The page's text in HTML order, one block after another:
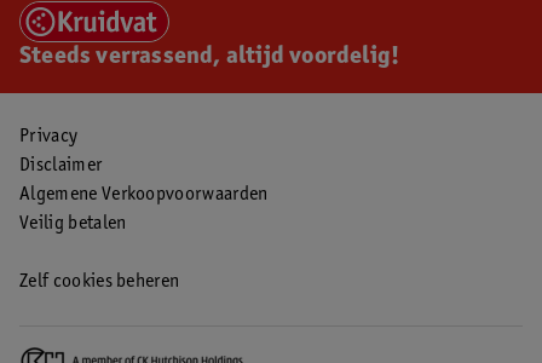
Steeds verrassend, altijd voordelig!
Privacy
Disclaimer
Algemene Verkoopvoorwaarden
Veilig betalen
Zelf cookies beheren